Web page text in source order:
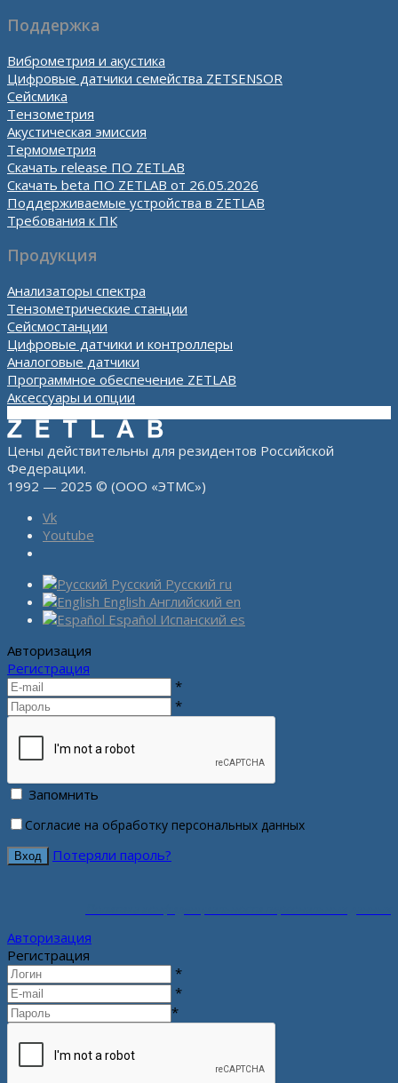
Поддержка
Виброметрия и акустика
Цифровые датчики семейства ZETSENSOR
Сейсмика
Тензометрия
Акустическая эмиссия
Термометрия
Скачать release ПО ZETLAB
Скачать beta ПО ZETLAB от 26.05.2026
Поддерживаемые устройства в ZETLAB
Требования к ПК
Продукция
Анализаторы спектра
Тензометрические станции
Сейсмостанции
Цифровые датчики и контроллеры
Аналоговые датчики
Программное обеспечение ZETLAB
Аксессуары и опции
Цены действительны для резидентов Российской
Федерации.
1992 — 2025 © (ООО «ЭТМС»)
Vk
Youtube
Русский Русский ru
English Английский en
Español Испанский es
Авторизация
Регистрация
*
*
Запомнить
Согласие на обработку персональных данных
Потеряли пароль?
Авторизация
Регистрация
*
*
*